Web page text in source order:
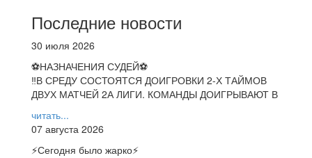
Последние новости
30 июля 2026
⚽НАЗНАЧЕНИЯ СУДЕЙ⚽
‼В СРЕДУ СОСТОЯТСЯ ДОИГРОВКИ 2-Х ТАЙМОВ
ДВУХ МАТЧЕЙ 2А ЛИГИ. КОМАНДЫ ДОИГРЫВАЮТ В
читать...
07 августа 2026
⚡️Сегодня было жарко⚡️